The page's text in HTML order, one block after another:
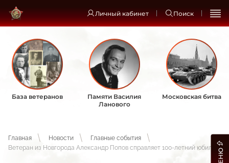
Личный кабинет Поиск
База ветеранов
Памяти Василия
Ланового
Московская битва
Главная Новости
Главные события
Ветеран из Новгорода Александр Попов справляет 100-летний юбилейМЕНЮ